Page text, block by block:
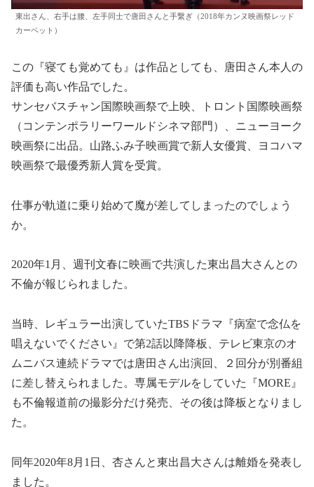
東出さん、右手は腰、左手同士で唐田さんと手繋ぎ（2018年カンヌ映画祭レッド
カーペット）
この『寝ても覚めても』は作品としても、唐田さん本人の
評価も高い作品でした。
サンセバスチャン国際映画祭で上映、トロント国際映画祭
（コンテンポラリーワールドシネマ部門）、ニューヨーク
映画祭に出品。山路ふみ子映画賞で新人女優賞、ヨコハマ
映画祭で最優秀新人賞を受賞。
仕事が軌道に乗り始めて魔が差してしまったのでしょう
か。
2020年1月、週刊文春に映画で共演した東出昌大さんとの
不倫が報じられました。
当時、レギュラー出演していたTBSドラマ『病室で念仏を
唱えないでください』で第2話以降降板、テレビ東京のオ
ムニバス連続ドラマでは唐田さん出演回、２回分が別番組
に差し替えられました。専属モデルをしていた『MORE』
も不倫報道前の撮影分だけ発売、その後は降板となりまし
た。
同年2020年8月1日、杏さんと東出昌大さんは離婚を発表し
ました。